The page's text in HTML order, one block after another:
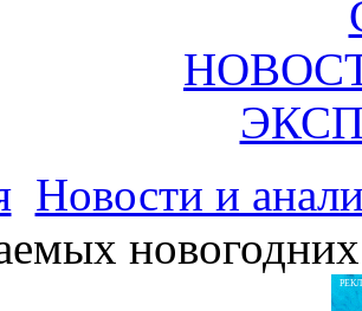
Новости и